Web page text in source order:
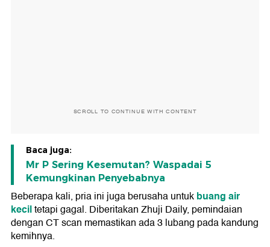
SCROLL TO CONTINUE WITH CONTENT
Baca juga:
Mr P Sering Kesemutan? Waspadai 5
Kemungkinan Penyebabnya
Beberapa kali, pria ini juga berusaha untukbuang air
keciltetapi gagal. Diberitakan Zhuji Daily, pemindaian
dengan CT scan memastikan ada 3 lubang pada kandung
kemihnya.